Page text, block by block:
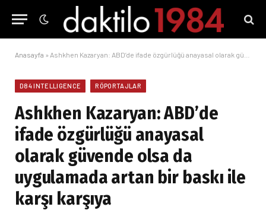
Anasayfa » Ashkhen Kazaryan: ABD’de ifade özgürlüğü anayasal olarak güvende olsa da uygulamada artan bir baskı ile karşı karşıya
D84 INTELLIGENCE RÖPORTAJLAR
Ashkhen Kazaryan: ABD’de
ifade özgürlüğü anayasal
olarak güvende olsa da
uygulamada artan bir baskı ile
karşı karşıya